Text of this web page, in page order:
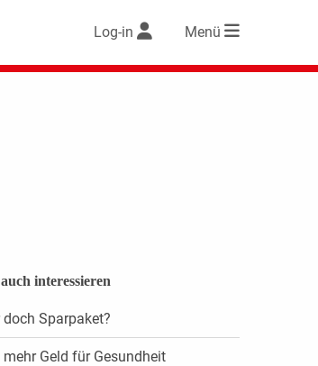
Log-in Menü
interessieren
Sparpaket?
Geld für Gesundheit